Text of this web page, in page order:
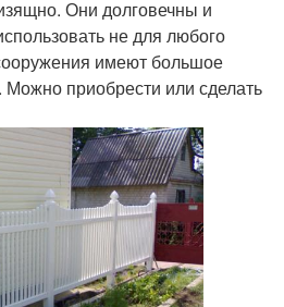
Они долговечны и
не для любого
имеют большое
Можно приобрести или сделать